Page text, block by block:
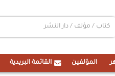
المؤلفين القائمة البريدية